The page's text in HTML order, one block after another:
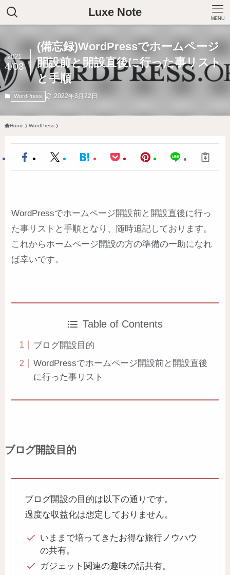
Luxe Note MENU
(備忘録)WordPressでホームページ
開設前と開設直後に行った事リスト
と手順
2021
4/03
WordPress 2022年3月22日
Home WordPress
WordPressでホームページ開設前と開設直後に行っ
た事リストと手順となり、随時追記しております。
これからホームページ開設の方の準備の一助になれ
ば幸いです。
Table of Contents
ブログ開設目的
WordPressでホームページ開設前と開設直後
に行った事リスト
ブログ開設目的
ブログ開設の目的は以下の通りです。
過度な収益化は想定しておりません。
いままで培ってきたお得な旅行ノウハウ
の共有。
ガジェット関連の趣味の話共有。